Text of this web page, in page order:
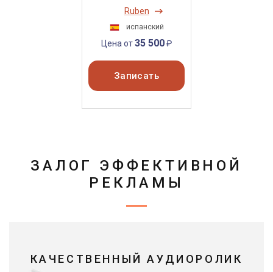
Ruben
испанский
Цена от35 500₽
Записать
ЗАЛОГ ЭФФЕКТИВНОЙ
РЕКЛАМЫ
КАЧЕСТВЕННЫЙ АУДИОРОЛИК